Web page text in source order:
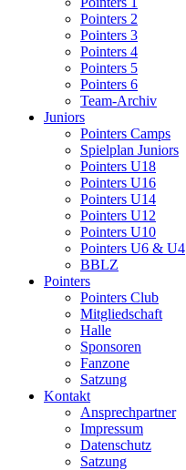
Pointers 2
Pointers 3
Pointers 4
Pointers 5
Pointers 6
Team-Archiv
Juniors
Pointers Camps
Spielplan Juniors
Pointers U18
Pointers U16
Pointers U14
Pointers U12
Pointers U10
Pointers U6 & U4
BBLZ
Pointers
Pointers Club
Mitgliedschaft
Halle
Sponsoren
Fanzone
Satzung
Kontakt
Ansprechpartner
Impressum
Datenschutz
Satzung